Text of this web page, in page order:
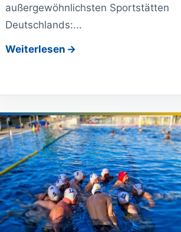
außergewöhnlichsten Sportstätten
Deutschlands:...
Weiterlesen